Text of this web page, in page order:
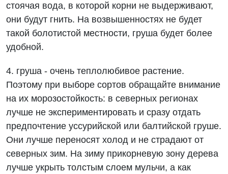
стоячая вода, в которой корни не выдерживают,
они будут гнить. На возвышенностях не будет
такой болотистой местности, груша будет более
удобной.
4. груша - очень теплолюбивое растение.
Поэтому при выборе сортов обращайте внимание
на их морозостойкость: в северных регионах
лучше не экспериментировать и сразу отдать
предпочтение уссурийской или балтийской груше.
Они лучше переносят холод и не страдают от
северных зим. На зиму прикорневую зону дерева
лучше укрыть толстым слоем мульчи, а как